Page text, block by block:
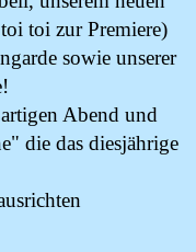
toi zur Premiere)
sowie unserer
Abend und
die das diesjährige